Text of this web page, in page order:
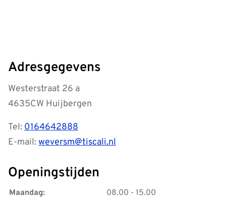
Adresgegevens
Westerstraat 26 a
4635CW Huijbergen
Tel:0164642888
E-mail:weversm@tiscali.nl
Openingstijden
Maandag:
08.00 - 15.00